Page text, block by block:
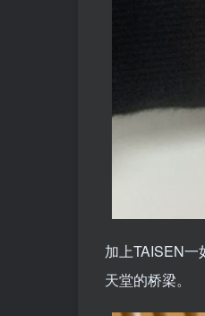
加上TAISEN
天堂的桥梁。